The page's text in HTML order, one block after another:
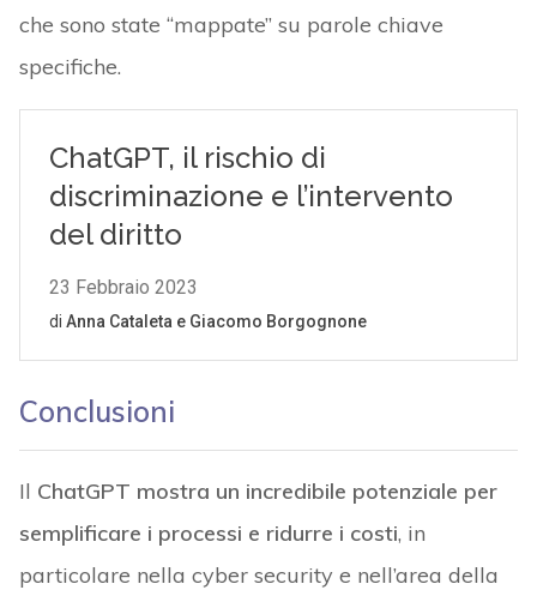
che sono state “mappate” su parole chiave
specifiche.
Conclusioni
Il ChatGPT mostra un incredibile potenziale per
semplificare i processi e ridurre i costi, in
particolare nella cyber security e nell’area della